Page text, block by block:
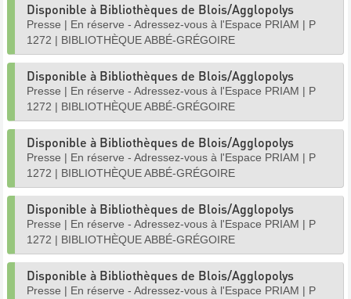
Disponible à Bibliothèques de Blois/Agglopolys
Presse | En réserve - Adressez-vous à l'Espace PRIAM | P
1272 | BIBLIOTHÈQUE ABBÉ-GRÉGOIRE
Disponible à Bibliothèques de Blois/Agglopolys
Presse | En réserve - Adressez-vous à l'Espace PRIAM | P
1272 | BIBLIOTHÈQUE ABBÉ-GRÉGOIRE
Disponible à Bibliothèques de Blois/Agglopolys
Presse | En réserve - Adressez-vous à l'Espace PRIAM | P
1272 | BIBLIOTHÈQUE ABBÉ-GRÉGOIRE
Disponible à Bibliothèques de Blois/Agglopolys
Presse | En réserve - Adressez-vous à l'Espace PRIAM | P
1272 | BIBLIOTHÈQUE ABBÉ-GRÉGOIRE
Disponible à Bibliothèques de Blois/Agglopolys
Presse | En réserve - Adressez-vous à l'Espace PRIAM | P